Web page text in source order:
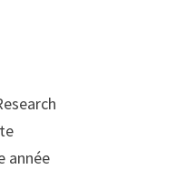
année